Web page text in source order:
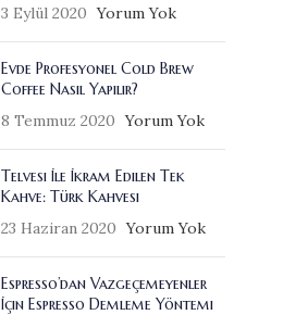
3 Eylül 2020 Yorum Yok
Evde Profesyonel Cold Brew
Coffee Nasıl Yapılır?
8 Temmuz 2020 Yorum Yok
Telvesi İle İkram Edilen Tek
Kahve: Türk Kahvesi
23 Haziran 2020 Yorum Yok
Espresso’dan Vazgeçemeyenler
İçin Espresso Demleme Yöntemi